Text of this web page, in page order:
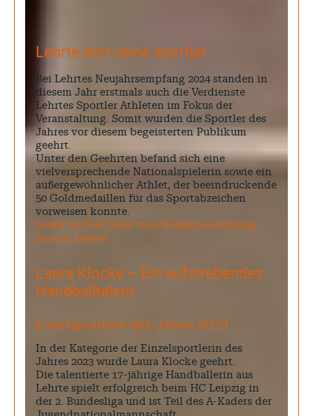
Lehrte ehrt seine sportler
Bei Lehrtes Neujahrsempfang 2024 standen in
diesem Jahr erstmals auch die Verdienste
Lehrtes Sportler Athleten im Fokus der
Veranstaltung. Somit wurden die Sportler des
Jahres vor diesem begeisterten Publikum
geehrt.
Unter den Geehrten befand sich eine
vielversprechende Nationalspielerin sowie ein
außergewöhnlicher Athlet, der beeindruckende
50 Goldmedaillen für das Sportabzeichen
vorweisen konnte.
Lesen sie hier mehr zum Neujahresempfang
2024 in Lehrte.
Laura Klocke – Ein aufstrebendes
Handballtalent
Einzelsportlerin des Jahres 2023
In der Kategorie der Einzelsportlerin des
Jahres 2023 wurde Laura Klocke geehrt.
Die talentierte 17-jährige Handballerin aus
Lehrte spielt erfolgreich beim HC Leipzig in
der 2. Bundesliga und ist Teil des A-Kaders der